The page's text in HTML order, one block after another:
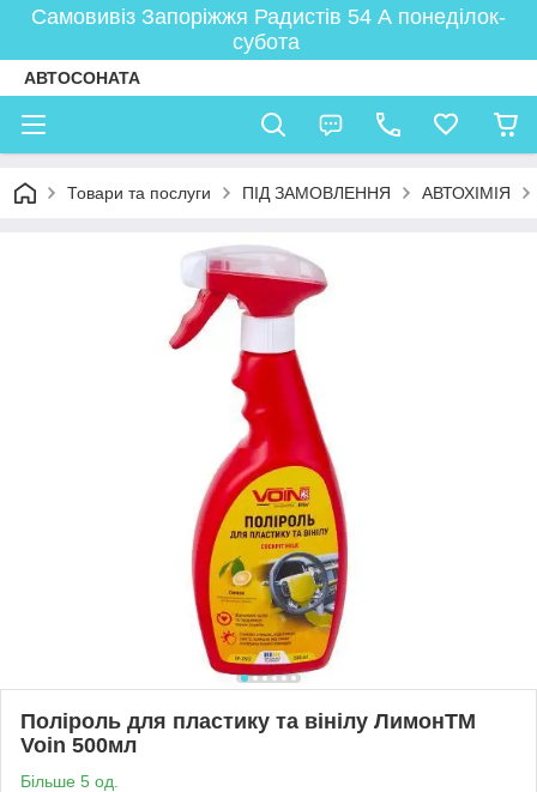
Самовивіз Запоріжжя Радистів 54 А понеділок-
субота
АВТОСОНАТА
Товари та послуги ПІД ЗАМОВЛЕННЯ АВТОХІМІЯ
Поліроль для пластику та вінілу ЛимонТМ
Voin 500мл
Більше 5 од.